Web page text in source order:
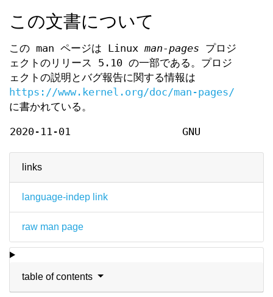
links
language-indep link
raw man page
table of contents
この文書について
この man ページは Linux man-pages プロジ
ェクトのリリース 5.10 の一部である。プロジ
ェクトの説明とバグ報告に関する情報は
https://www.kernel.org/doc/man-pages/
に書かれている。
2020-11-01 GNU